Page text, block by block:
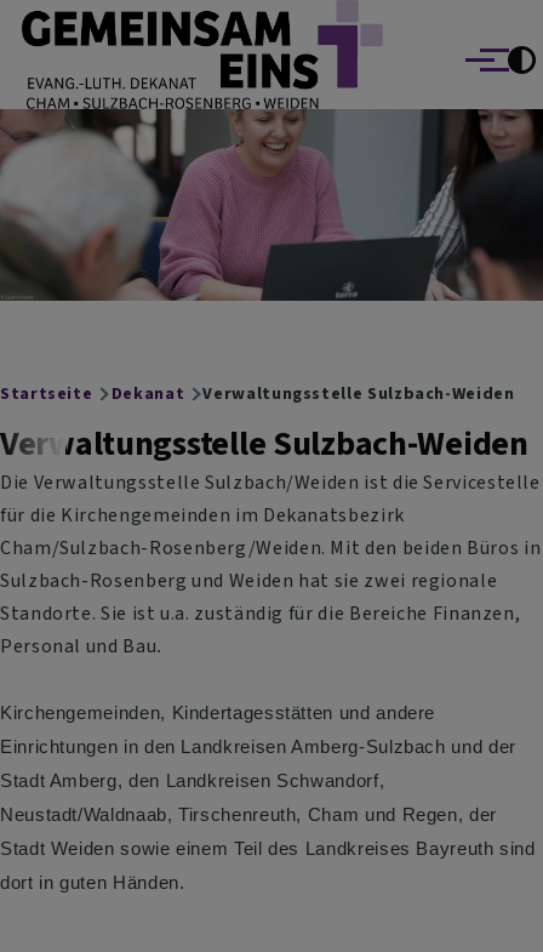
Direkt zum Inhalt
EVANG.-LUTH. DEKANAT GEMEINSAM EINS
Cham Sulzbach-Rosenberg Weiden
Menü
Breadcrumb
Startseite Dekanat Verwaltungsstelle Sulzbach-Weiden
Verwaltungsstelle Sulzbach-Weiden
Die Verwaltungsstelle Sulzbach/Weiden ist die Servicestelle
für die Kirchengemeinden im Dekanatsbezirk
Cham/Sulzbach-Rosenberg/Weiden. Mit den beiden Büros in
Sulzbach-Rosenberg und Weiden hat sie zwei regionale
Standorte. Sie ist u.a. zuständig für die Bereiche Finanzen,
Personal und Bau.
Kirchengemeinden, Kindertagesstätten und andere
Einrichtungen in den Landkreisen Amberg-Sulzbach und der
Stadt Amberg, den Landkreisen Schwandorf,
Neustadt/Waldnaab, Tirschenreuth, Cham und Regen, der
Stadt Weiden sowie einem Teil des Landkreises Bayreuth sind
dort in guten Händen.